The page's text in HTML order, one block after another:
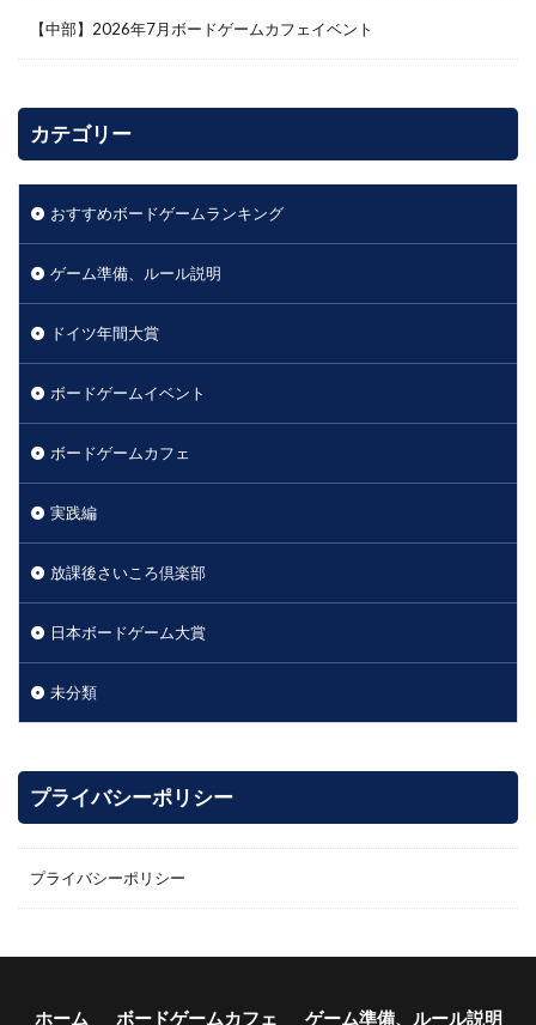
【中部】2026年7月ボードゲームカフェイベント
カテゴリー
おすすめボードゲームランキング
ゲーム準備、ルール説明
ドイツ年間大賞
ボードゲームイベント
ボードゲームカフェ
実践編
放課後さいころ倶楽部
日本ボードゲーム大賞
未分類
プライバシーポリシー
プライバシーポリシー
ホーム ボードゲームカフェ ゲーム準備、ルール説明